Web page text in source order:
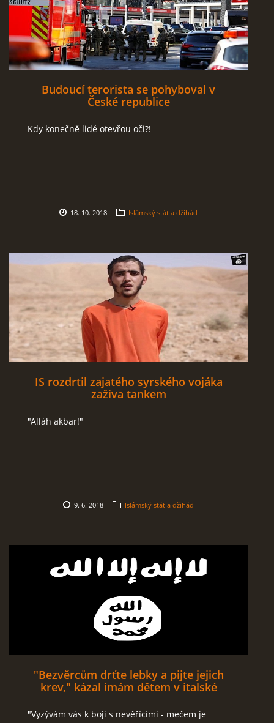
Budoucí terorista se pohyboval v
České republice
Kdy konečně lidé otevřou oči?!
18. 10. 2018 Islámský stát a džihád
IS rozdrtil zajatého syrského vojáka
zaživa tankem
"Alláh akbar!"
9. 6. 2018 Islámský stát a džihád
"Bezvěrcům drťte lebky a pijte jejich
krev," kázal imám dětem v italské
"Vyzývám vás k boji s nevěřícími - mečem je